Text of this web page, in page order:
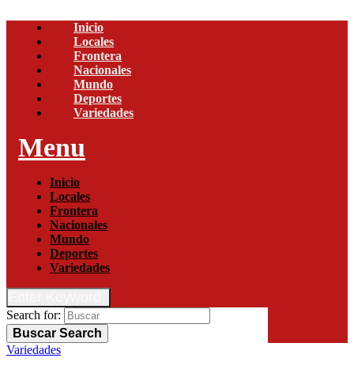
Inicio
Locales
Frontera
Nacionales
Mundo
Deportes
Variedades
Menu
Inicio
Locales
Frontera
Nacionales
Mundo
Deportes
Variedades
Search for:
Buscar Search
Variedades